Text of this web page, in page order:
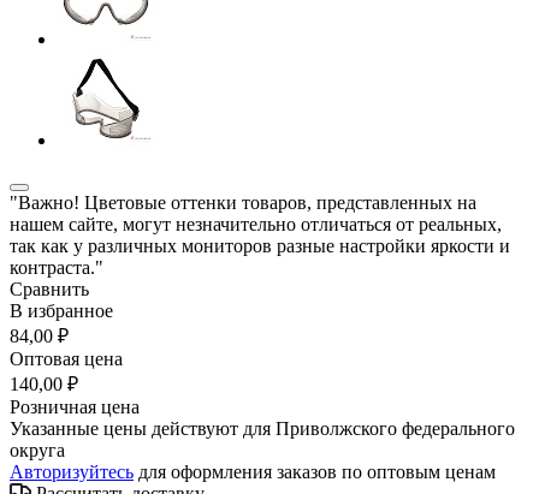
"Важно! Цветовые оттенки товаров, представленных на
нашем сайте, могут незначительно отличаться от реальных,
так как у различных мониторов разные настройки яркости и
контраста."
Сравнить
В избранное
84,00 ₽
Оптовая цена
140,00 ₽
Розничная цена
Указанные цены действуют для Приволжского федерального
округа
Авторизуйтесь для оформления заказов по оптовым ценам